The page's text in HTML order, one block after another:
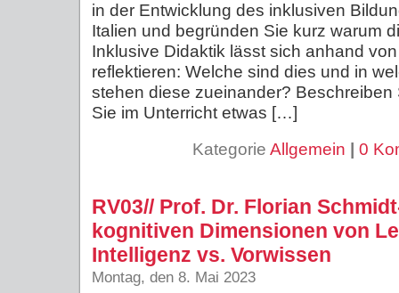
in der Entwicklung des inklusiven
Italien und begründen Sie kurz warum
Inklusive Didaktik lässt sich anhand
reflektieren: Welche sind dies und in
stehen diese zueinander? Beschreiben
Sie im Unterricht etwas […]
Kategorie Allgemein 0
RV03// Prof. Dr. Florian
kognitiven Dimensionen von
Intelligenz vs. Vorwissen
Montag, den 8. Mai 2023